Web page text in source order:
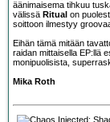
äänimaisema tihkuu
välissä Ritual on
soittoon ilmestyy
Eihän tämä mitään
raidan mittaisella EP:llä
monipuolisista,
Mika Roth